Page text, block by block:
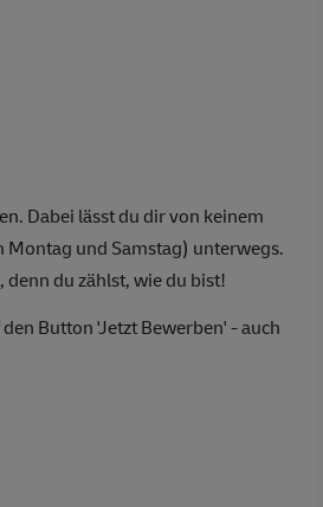
Dabei lässt du dir von keinem
Montag und Samstag) unterwegs.
du zählst, wie du bist!
Button 'Jetzt Bewerben' - auch